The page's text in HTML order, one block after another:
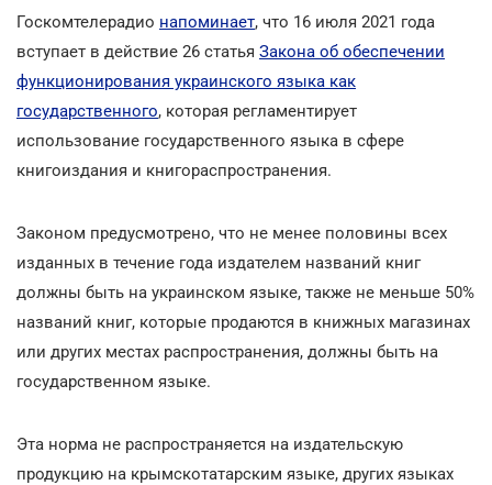
Госкомтелерадио напоминает, что 16 июля 2021 года
вступает в действие 26 статья Закона об обеспечении
функционирования украинского языка как
государственного, которая регламентирует
использование государственного языка в сфере
книгоиздания и книгораспространения.
Законом предусмотрено, что не менее половины всех
изданных в течение года издателем названий книг
должны быть на украинском языке, также не меньше 50%
названий книг, которые продаются в книжных магазинах
или других местах распространения, должны быть на
государственном языке.
Эта норма не распространяется на издательскую
продукцию на крымскотатарским языке, других языках